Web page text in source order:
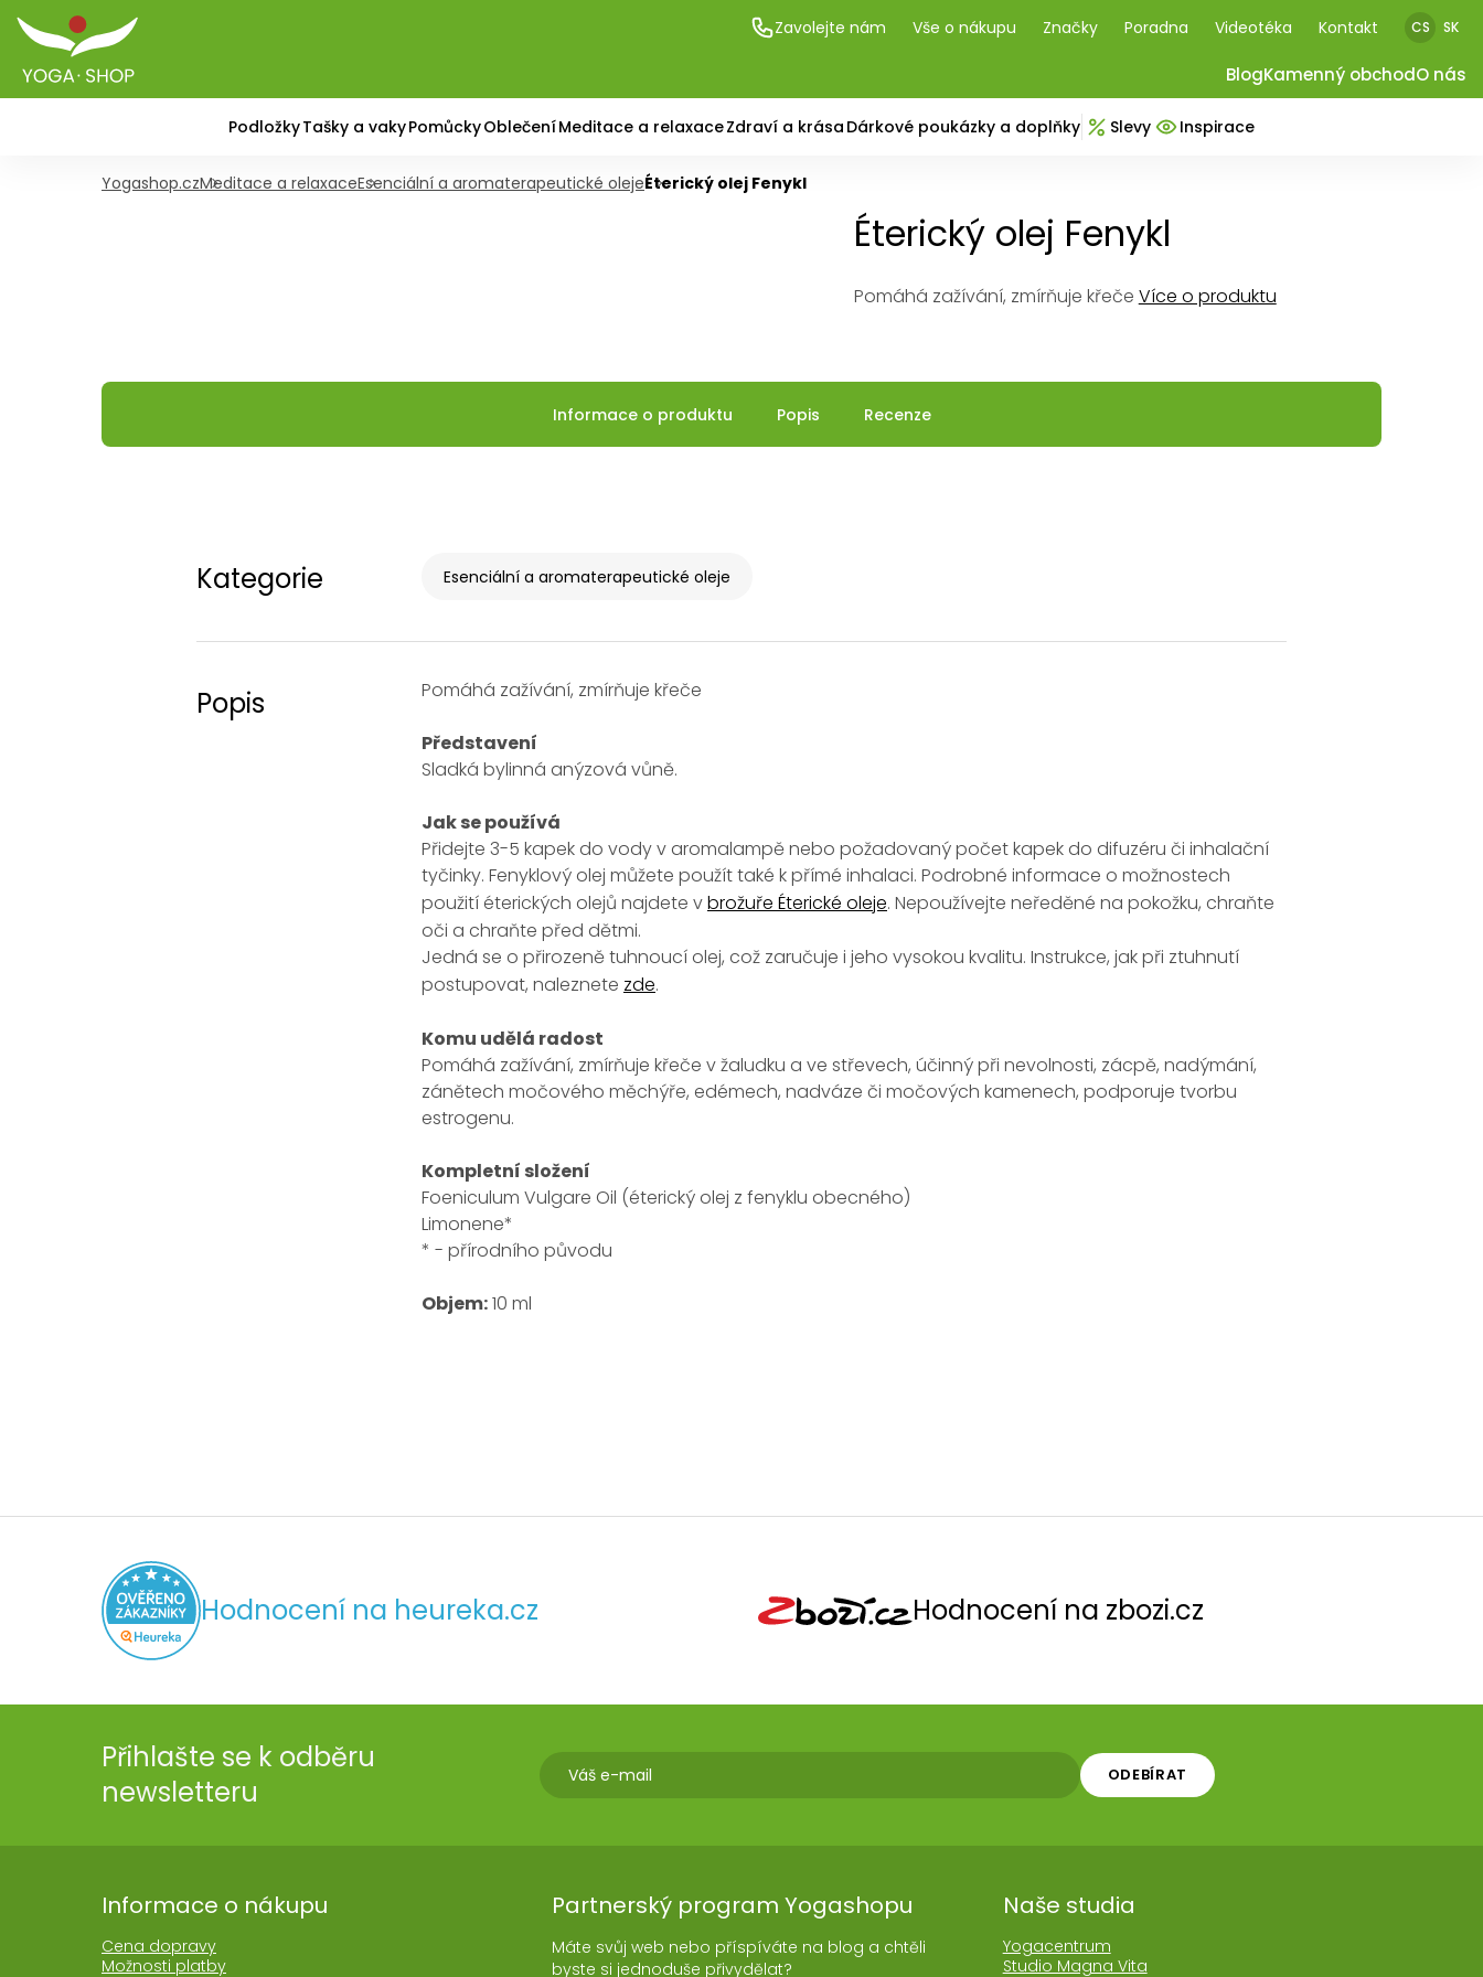
Zavolejte nám Vše o nákupu Značky Poradna Videotéka Kontakt CS SK
BlogKamenný obchodO nás
PodložkyTašky a vakyPomůckyOblečeníMeditace a relaxaceZdraví a krása Dárkové poukázky a doplňky Slevy Inspirace
Yogashop.czMeditace a relaxaceEsenciální a aromaterapeutické olejeÉterický olej Fenykl
Éterický olej Fenykl
Pomáhá zažívání, zmírňuje křeče Více o produktu
Informace o produktu Popis Recenze
Kategorie Esenciální a aromaterapeutické oleje
Popis Pomáhá zažívání, zmírňuje křeče
Představení
Sladká bylinná anýzová vůně.
Jak se používá
Přidejte 3-5 kapek do vody v aromalampě nebo požadovaný počet kapek do difuzéru či inhalační
tyčinky. Fenyklový olej můžete použít také k přímé inhalaci. Podrobné informace o možnostech
použití éterických olejů najdete vbrožuře Éterické oleje. Nepoužívejte neředěné na pokožku, chraňte
oči a chraňte před dětmi.
Jedná se o přirozeně tuhnoucí olej, což zaručuje i jeho vysokou kvalitu. Instrukce, jak při ztuhnutí
postupovat, naleznete zde.
Komu udělá radost
Pomáhá zažívání, zmírňuje křeče v žaludku a ve střevech, účinný při nevolnosti, zácpě, nadýmání,
zánětech močového měchýře, edémech, nadváze či močových kamenech, podporuje tvorbu
estrogenu.
Kompletní složení
Foeniculum Vulgare Oil (éterický olej z fenyklu obecného)
Limonene*
* - přírodního původu
Objem:10 ml
Hodnocení na heureka.cz Hodnocení na zbozi.cz
Přihlašte se k odběru
newsletteru
ODEBÍRAT
Informace o nákupu
Cena dopravy
Možnosti platby
Partnerský program Yogashopu
Máte svůj web nebo příspíváte na blog a chtěli
byste si jednoduše přivydělat?
Naše studia
Yogacentrum
Studio Magna Vita